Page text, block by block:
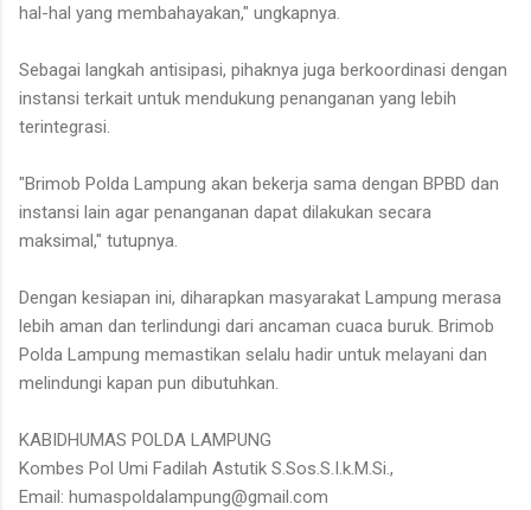
hal-hal yang membahayakan," ungkapnya.
Sebagai langkah antisipasi, pihaknya juga berkoordinasi dengan
instansi terkait untuk mendukung penanganan yang lebih
terintegrasi.
"Brimob Polda Lampung akan bekerja sama dengan BPBD dan
instansi lain agar penanganan dapat dilakukan secara
maksimal," tutupnya.
Dengan kesiapan ini, diharapkan masyarakat Lampung merasa
lebih aman dan terlindungi dari ancaman cuaca buruk. Brimob
Polda Lampung memastikan selalu hadir untuk melayani dan
melindungi kapan pun dibutuhkan.
KABIDHUMAS POLDA LAMPUNG
Kombes Pol Umi Fadilah Astutik S.Sos.S.I.k.M.Si.,
Email: humaspoldalampung@gmail.com